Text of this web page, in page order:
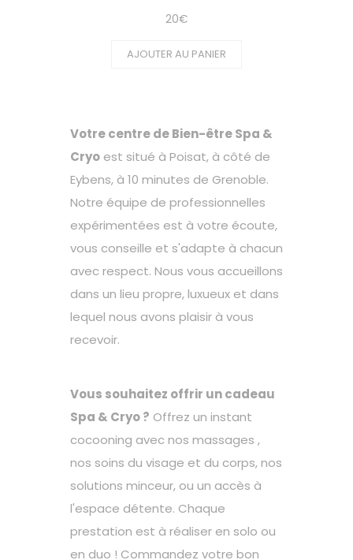
20€
AJOUTER AU PANIER
Votre centre de Bien-être Spa &
Cryo est situé à Poisat, à côté de
Eybens, à 10 minutes de Grenoble.
Notre équipe de professionnelles
expérimentées est à votre écoute,
vous conseille et s'adapte à chacun
avec respect. Nous vous accueillons
dans un lieu propre, luxueux et dans
lequel nous avons plaisir à vous
recevoir.
Vous souhaitez offrir un cadeau
Spa & Cryo ? Offrez un instant
cocooning avec nos massages ,
nos soins du visage et du corps, nos
solutions minceur, ou un accès à
l'espace détente. Chaque
prestation est à réaliser en solo ou
en duo ! Commandez votre bon